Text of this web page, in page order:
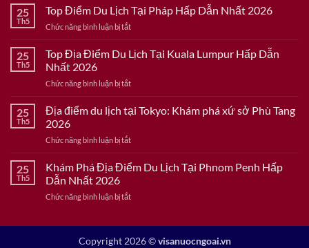
Phá
Điểm
Du
Bắc
Dẫn
2026
25
Th5
Top Điểm Du Lịch Tại Pháp Hấp Dẫn Nhất 2026
Chức năng bình luận bị tắtở
Điểm
Du
Tại
Hấp
2026
25
Th5
Top Địa Điểm Du Lịch Tại Kuala Lumpur Hấp Dẫn
Nhất 2026
Chức năng bình luận bị tắtở
Địa
Điểm
Lịch
Kuala
Dẫn
25
Th5
Địa điểm du lịch tại Tokyo: Khám phá xứ sở Phù Tang
2026
Chức năng bình luận bị tắtở
điểm
du
tại
xứ
25
Th5
Khám Phá Địa Điểm Du Lịch Tại Phnom Penh Hấp
Dẫn Nhất 2026
Chức năng bình luận bị tắtở
Điểm
Copyright 2026 ©visanuocngoai.vn